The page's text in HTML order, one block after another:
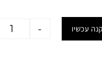
- קנה עכשיו